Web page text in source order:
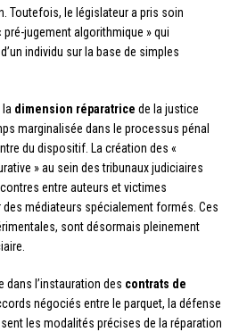
Toutefois, le législateur a pris soin
pré-jugement algorithmique » qui
individu sur la base de simples
la dimension réparatrice de la justice
marginalisée dans le processus pénal
du dispositif. La création des «
» au sein des tribunaux judiciaires
entre auteurs et victimes
médiateurs spécialement formés. Ces
sont désormais pleinement
dans l’instauration des contrats de
négociés entre le parquet, la défense
les modalités précises de la réparation